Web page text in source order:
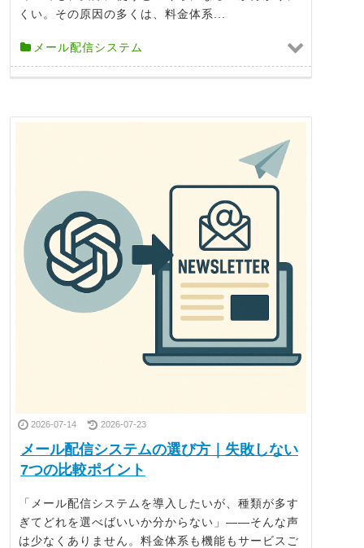
くい。その原因の多くは、料金体系...
メール配信システム
2026-07-14 2026-07-23
メール配信システムの選び方｜失敗しない
7つの比較ポイント
「メール配信システムを導入したいが、種類が多す
ぎてどれを選べばいいか分からない」——そんな声
は少なくありません。料金体系も機能もサービスご